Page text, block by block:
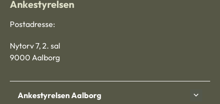
Ankestyrelsen
Postadresse:
Nytorv 7, 2. sal
9000 Aalborg
Ankestyrelsen Aalborg